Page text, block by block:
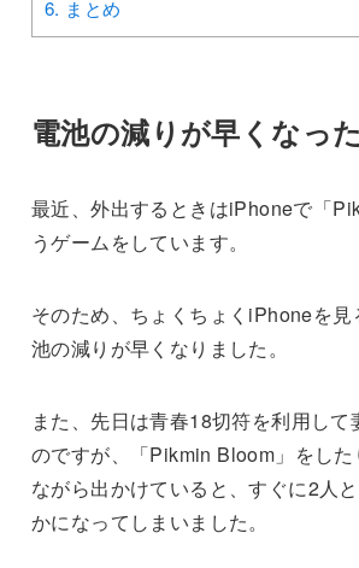
6. まとめ
電池の減りが早くなった
最近、外出するときはiPhoneで「
うゲームをしています。
そのため、ちょくちょくiPhoneを
池の減りが早くなりました。
また、先日は青春18切符を利用して
のですが、「Pikmin Bloom」をし
ながら出かけていると、すぐに2人
かになってしまいました。